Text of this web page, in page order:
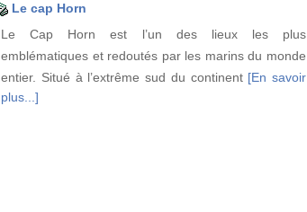
Le cap Horn
Le Cap Horn est l’un des lieux les plus
emblématiques et redoutés par les marins du monde
entier. Situé à l’extrême sud du continent [En savoir
plus...]